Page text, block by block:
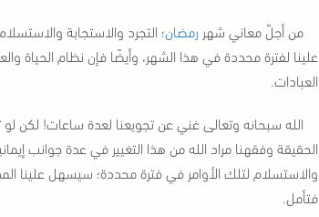
من أجلّ معاني شهر رمضان؛ التجرد والاستجابة
علينا لفترة محددة في هذا الشهر، وأيضًا فإن نظام الحياة
العبادات.
الله سبحانه وتعالى غني عن تجويعنا لعدة ساعات! لكن لو
الحقيقة وفقهنا مراد الله من هذا التغيير في عدة جوانب
والاستسلام لتلك الأوامر في فترة محددة؛ سيسهل علينا
فتأمل.